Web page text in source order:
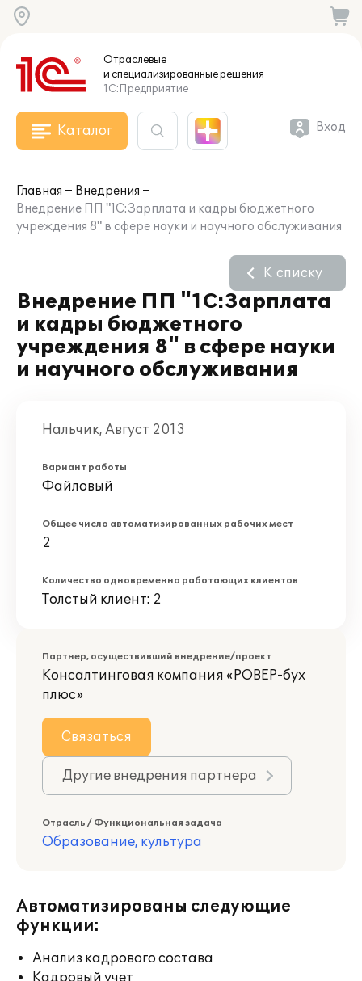
Отраслевые
и специализированныерешения
1С:Предприятие
Каталог Вход
Главная
Внедрения
Внедрение ПП "1С:Зарплата и кадры бюджетного
учреждения 8" в сфере науки и научного обслуживания
Внедрение ПП "1С:Зарплата
и кадры бюджетного
учреждения 8" в сфере науки
и научного обслуживания
К списку
Нальчик, Август 2013
Вариант работы
Файловый
Общее число автоматизированных рабочих мест
2
Количество одновременно работающих клиентов
Толстый клиент: 2
Партнер, осуществивший внедрение/проект
Консалтинговая компания «РОВЕР-бух
плюс»
Связаться
Другие внедрения партнера
Отрасль / Функциональная задача
Образование, культура
Автоматизированы следующие
функции:
Анализ кадрового состава
Кадровый учет